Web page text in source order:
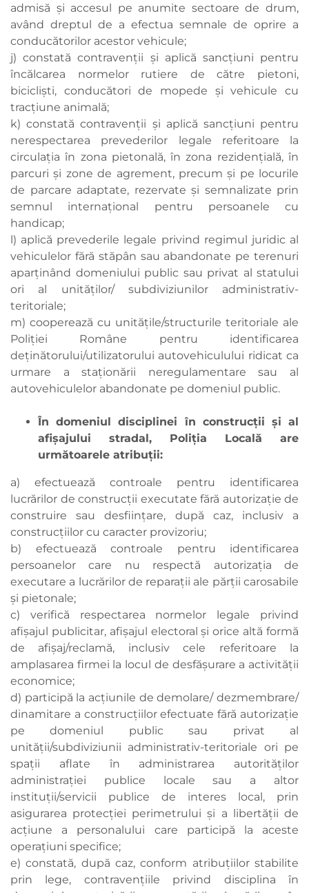
admisă şi accesul pe anumite sectoare de drum,
având dreptul de a efectua semnale de oprire a
conducătorilor acestor vehicule;
j) constată contravenţii şi aplică sancţiuni pentru
încălcarea normelor rutiere de către pietoni,
biciclişti, conducători de mopede şi vehicule cu
tracţiune animală;
k) constată contravenţii şi aplică sancţiuni pentru
nerespectarea prevederilor legale referitoare la
circulaţia în zona pietonală, în zona rezidenţială, în
parcuri şi zone de agrement, precum şi pe locurile
de parcare adaptate, rezervate şi semnalizate prin
semnul internaţional pentru persoanele cu
handicap;
l) aplică prevederile legale privind regimul juridic al
vehiculelor fără stăpân sau abandonate pe terenuri
aparţinând domeniului public sau privat al statului
ori al unităţilor/ subdiviziunilor administrativ-
teritoriale;
m) cooperează cu unităţile/structurile teritoriale ale
Poliţiei Române pentru identificarea
deţinătorului/utilizatorului autovehiculului ridicat ca
urmare a staţionării neregulamentare sau al
autovehiculelor abandonate pe domeniul public.
În domeniul disciplinei în construcţii şi al
afişajului stradal, Poliţia Locală are
următoarele atribuţii:
a) efectuează controale pentru identificarea
lucrărilor de construcţii executate fără autorizaţie de
construire sau desfiinţare, după caz, inclusiv a
construcţiilor cu caracter provizoriu;
b) efectuează controale pentru identificarea
persoanelor care nu respectă autorizaţia de
executare a lucrărilor de reparaţii ale părţii carosabile
şi pietonale;
c) verifică respectarea normelor legale privind
afişajul publicitar, afişajul electoral şi orice altă formă
de afişaj/reclamă, inclusiv cele referitoare la
amplasarea firmei la locul de desfăşurare a activităţii
economice;
d) participă la acţiunile de demolare/ dezmembrare/
dinamitare a construcţiilor efectuate fără autorizaţie
pe domeniul public sau privat al
unităţii/subdiviziunii administrativ-teritoriale ori pe
spaţii aflate în administrarea autorităţilor
administraţiei publice locale sau a altor
instituţii/servicii publice de interes local, prin
asigurarea protecţiei perimetrului şi a libertăţii de
acţiune a personalului care participă la aceste
operaţiuni specifice;
e) constată, după caz, conform atribuţiilor stabilite
prin lege, contravenţiile privind disciplina în